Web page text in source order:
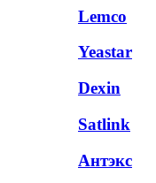
Lemco
Yeastar
Dexin
Satlink
Антэкс